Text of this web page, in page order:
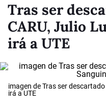
Tras ser
CARU, Julio
irá a UTE
imagen de Tras ser
irá a UTE